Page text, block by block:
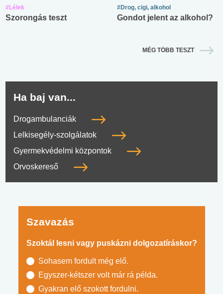
#Lélek
Szorongás teszt
#Drog, cigi, alkohol
Gondot jelent az alkohol?
MÉG TÖBB TESZT
Ha baj van...
Drogambulanciák
Lelkisegély-szolgálatok
Gyermekvédelmi központok
Orvoskereső
Szavazás
Szoktál lesni vagy puskázni dolgozatíráskor?
Sohasem fordult még elő.
Egyszer-kétszer volt már rá példa.
Gyakran elő szokott fordulni.